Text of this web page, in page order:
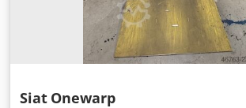
Siat Onewarp